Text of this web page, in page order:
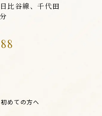
比谷線、千代田
初めての方へ